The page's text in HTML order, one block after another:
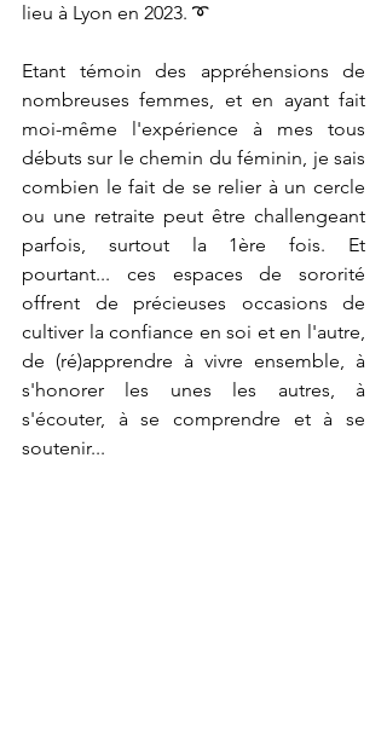
lieu à Lyon en 2023. ➰
Etant témoin des appréhensions de
nombreuses femmes, et en ayant fait
moi-même l'expérience à mes tous
débuts sur le chemin du féminin, je sais
combien le fait de se relier à un cercle
ou une retraite peut être challengeant
parfois, surtout la 1ère fois. Et
pourtant... ces espaces de sororité
offrent de précieuses occasions de
cultiver la confiance en soi et en l'autre,
de (ré)apprendre à vivre ensemble, à
s'honorer les unes les autres, à
s'écouter, à se comprendre et à se
soutenir...